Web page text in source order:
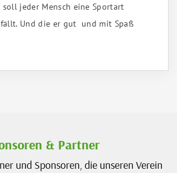
soll jeder Mensch eine Sportart
Und die er gut und mit Spaß
& Partner
und Sponsoren, die unseren Verein